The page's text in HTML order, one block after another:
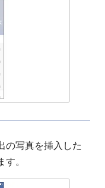
の写真を挿入した
。